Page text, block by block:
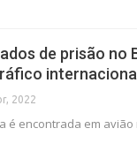
de prisão no
2022
é encontrada em